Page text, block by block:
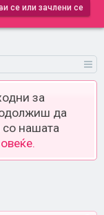
се или зачлени се
за
да
со нашата